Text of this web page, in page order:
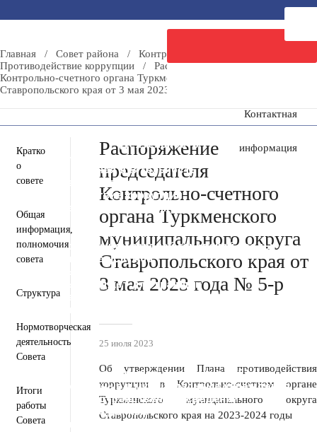
сообщение
Контактная
информация
Пресс-центр
Деятельность
Документы
Инвестиционная деятельность
Общественная приемная
Противодействие коррупции
Информация для участников СВО и членов их
семей
Полезная информация
Формирование комфортной городской среды
Муниципальная служба
Открытые данные
Открытый бюджет для граждан
Общественный совет
чрезвычайных ситуаций
Антитеррористическая комиссия
Противодействие экстремизму и терроризму
Вестник ТМО
Всероссийская перепись населения 2021
Государственные и муниципальные учреждения
Перечень пространственных сведений
Персональные данные
Региональный проект "Защитники"
Главная / Совет района / Контрольно-счетный орган
Противодействие коррупции
/
Распоряжение председателя
Контрольно-счетного органа Туркменского муниципального округа
Ставропольского края от 3 мая 2023 года № 5-р
Кратко
о
совете
Общая
информация,
полномочия
совета
Структура
Нормотворческая
деятельность
Совета
Итоги
работы
Совета
Распоряжение
председателя
Контрольно-счетного
органа Туркменского
муниципального округа
Ставропольского края от
3 мая 2023 года № 5-р
25 июля 2023
Об утверждении Плана противодействия
коррупции в Контрольно-счетном органе
Туркменского муниципального округа
Ставропольского края на 2023-2024 годы